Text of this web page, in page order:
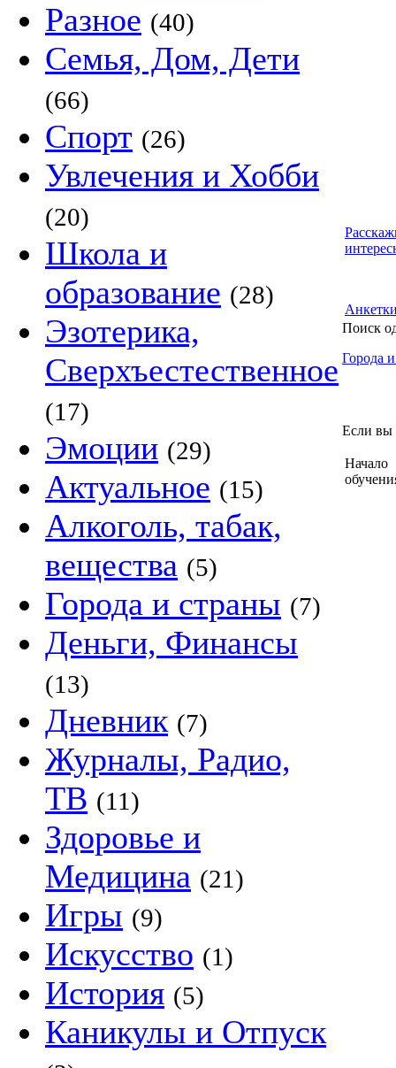
Разное (40)
Семья, Дом, Дети
(66)
Спорт (26)
Увлечения и Хобби
(20)
Школа и
образование (28)
Эзотерика,
Сверхъестественное
(17)
Эмоции (29)
Актуальное (15)
Алкоголь, табак,
вещества (5)
Города и страны (7)
Деньги, Финансы
(13)
Дневник (7)
Журналы, Радио,
ТВ (11)
Здоровье и
Медицина (21)
Игры (9)
Искусство (1)
История (5)
Каникулы и Отпуск
Поиск
Города
Если вы
Начало